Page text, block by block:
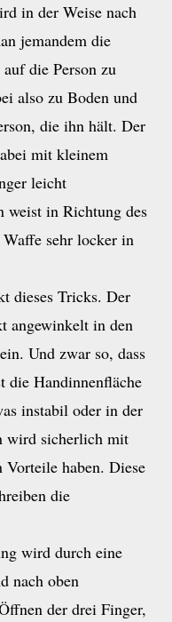
in der Weise nach
jemandem die
die Person zu
also zu Boden und
die ihn hält. Der
mit kleinem
leicht
weist in Richtung des
sehr locker in
dieses Tricks. Der
angewinkelt in den
Und zwar so, dass
die Handinnenfläche
instabil oder in der
wird sicherlich mit
Vorteile haben. Diese
die
wird durch eine
nach oben
der drei Finger,